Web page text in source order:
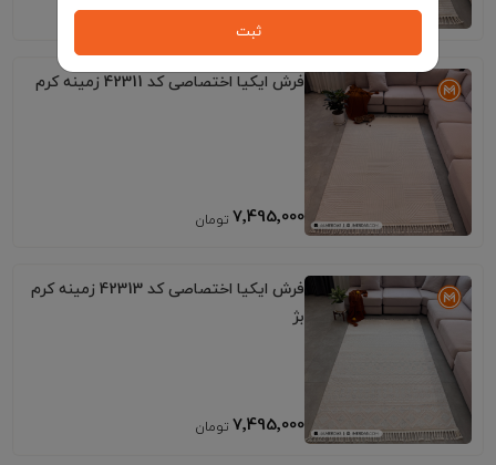
7٬495٬000
فرش ایکیا اختصاصی کد 42311 زمینه کرم
7٬495٬000
فرش ایکیا اختصاصی کد 42313 زمینه کرم
بژ
7٬495٬000
ثبت